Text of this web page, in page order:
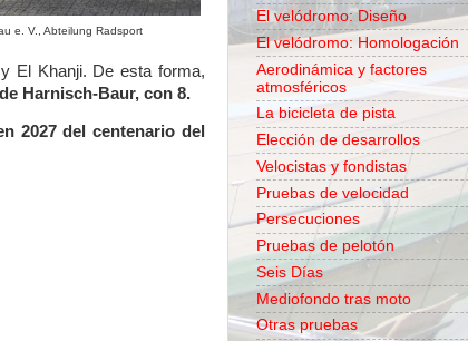
e. V., Abteilung Radsport
El Khanji. De esta forma,
Harnisch-Baur, con 8.
2027 del centenario del
El velódromo: Diseño
El velódromo: Homologación
Aerodinámica y factores
atmosféricos
La bicicleta de pista
Elección de desarrollos
Velocistas y fondistas
Pruebas de velocidad
Persecuciones
Pruebas de pelotón
Seis Días
Mediofondo tras moto
Otras pruebas